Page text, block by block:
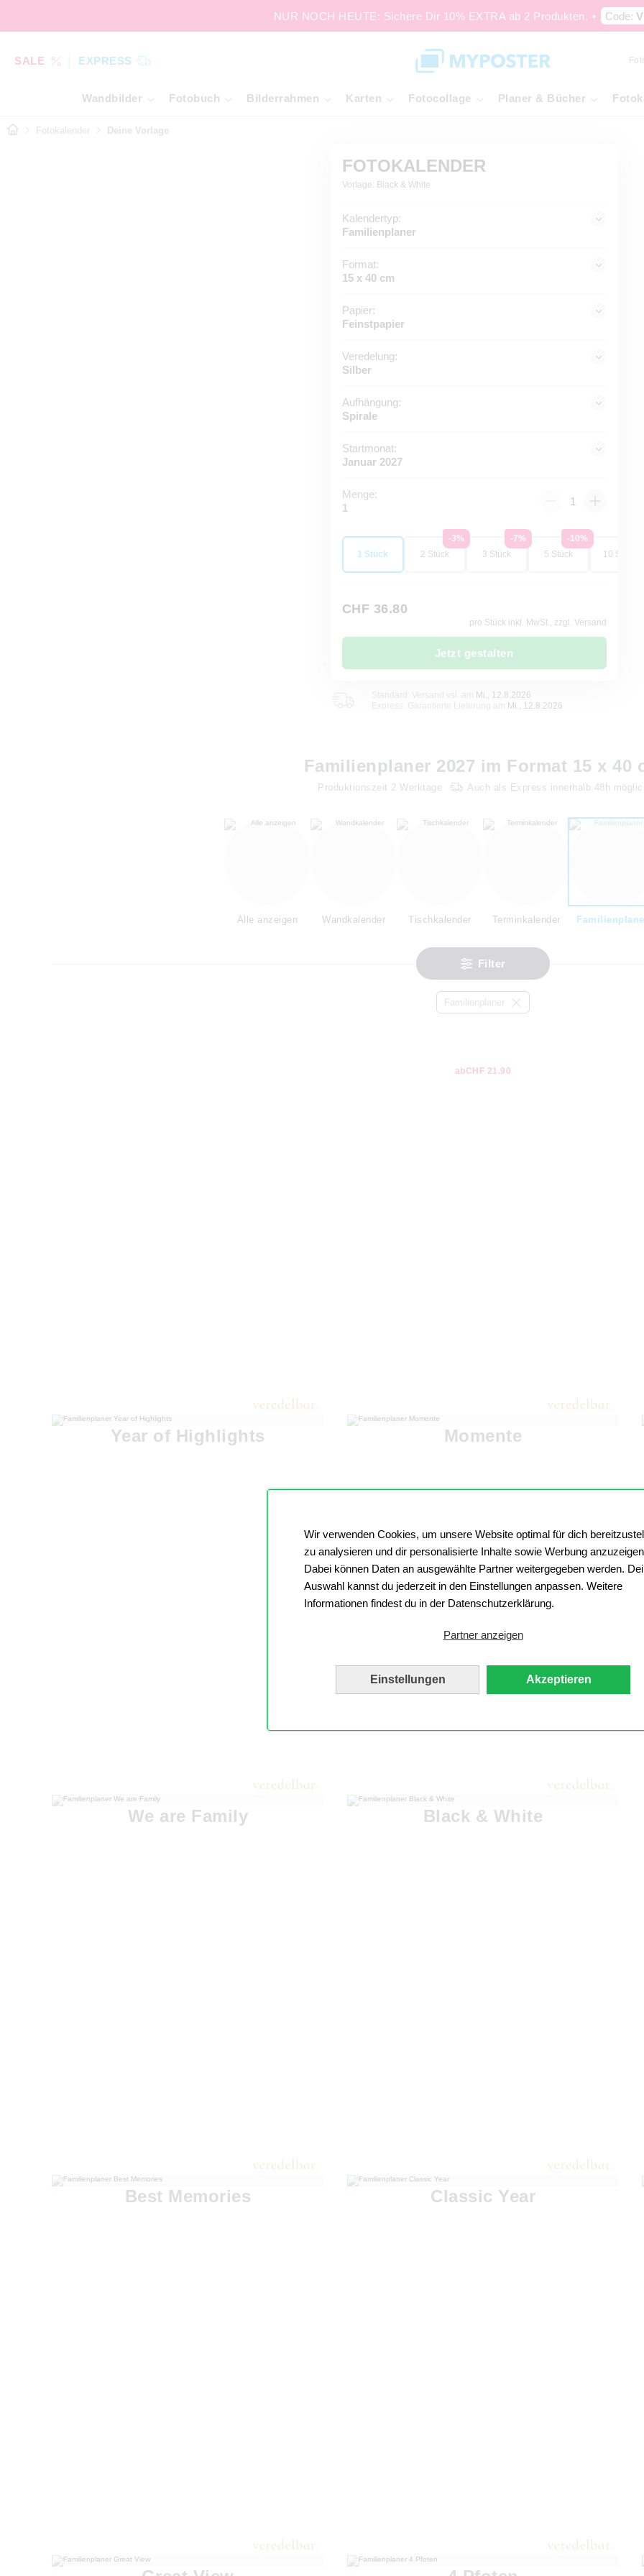
Wir verwenden Cookies, um unsere Website optimal für dich
zu analysieren und dir personalisierte Inhalte sowie Werbung
Dabei können Daten an ausgewählte Partner weitergegeben werden.
Auswahl kannst du jederzeit in den Einstellungen anpassen. Weitere
Informationen findest du in der Datenschutzerklärung.
Partner anzeigen
Einstellungen Akzeptieren
NUR NOCH HEUTE: Sichere Dir 10% EXTRA ab 2 Produkten. • Code:
SALE EXPRESS
Wandbilder Fotobuch Bilderrahmen Karten Fotocollage Planer & Bücher
Fotokalender Deine Vorlage
FOTOKALENDER
Vorlage: Black & White
Kalendertyp:
Familienplaner
Format:
15 x 40 cm
Papier:
Feinstpapier
Veredelung:
Silber
Aufhängung:
Spirale
Startmonat:
Januar 2027
Menge:
1
1 Stück
-3%
2 Stück
-7%
3 Stück
-10%
5 Stück
10 Stück
CHF 36.80
pro Stück inkl. MwSt., zzgl. Versand
Jetzt gestalten
Mi., 12.8.2026
Express: Garantierte Lieferung am Mi., 12.8.2026
Familienplaner 2027 im Format 15 x 40
Produktionszeit 2 Werktage Auch als Express innerhalb 48h
Alle anzeigen Wandkalender Tischkalender Terminkalender
Filter
Familienplaner
abCHF 21.90
Year of Highlights Momente
We are Family Black & White
Best Memories Classic Year